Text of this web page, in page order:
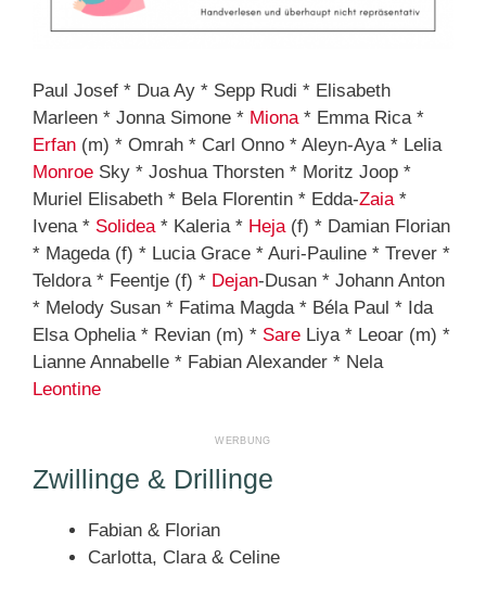
Paul Josef * Dua Ay * Sepp Rudi * Elisabeth
Marleen * Jonna Simone * Miona * Emma Rica *
Erfan (m) * Omrah * Carl Onno * Aleyn-Aya * Lelia
Monroe Sky * Joshua Thorsten * Moritz Joop *
Muriel Elisabeth * Bela Florentin * Edda-Zaia *
Ivena * Solidea * Kaleria * Heja (f) * Damian Florian
* Mageda (f) * Lucia Grace * Auri-Pauline * Trever *
Teldora * Feentje (f) * Dejan-Dusan * Johann Anton
* Melody Susan * Fatima Magda * Béla Paul * Ida
Elsa Ophelia * Revian (m) * Sare Liya * Leoar (m) *
Lianne Annabelle * Fabian Alexander * Nela
Leontine
Zwillinge & Drillinge
Fabian & Florian
Carlotta, Clara & Celine